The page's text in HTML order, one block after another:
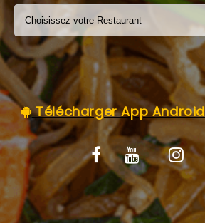
C.G.V
Télécharger App Android